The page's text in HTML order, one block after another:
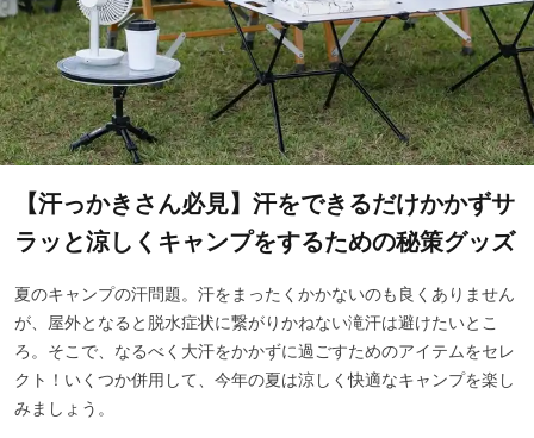
【汗っかきさん必見】汗をできるだけかかずサ
ラッと涼しくキャンプをするための秘策グッズ
夏のキャンプの汗問題。汗をまったくかかないのも良くありません
が、屋外となると脱水症状に繋がりかねない滝汗は避けたいとこ
ろ。そこで、なるべく大汗をかかずに過ごすためのアイテムをセレ
クト！いくつか併用して、今年の夏は涼しく快適なキャンプを楽し
みましょう。